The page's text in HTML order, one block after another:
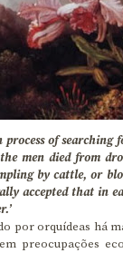
of searching
men died from
by cattle, or
accepted that in
por orquídeas há
preocupações